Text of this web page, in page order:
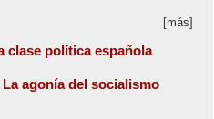
[más]
clase política española
agonía del socialismo